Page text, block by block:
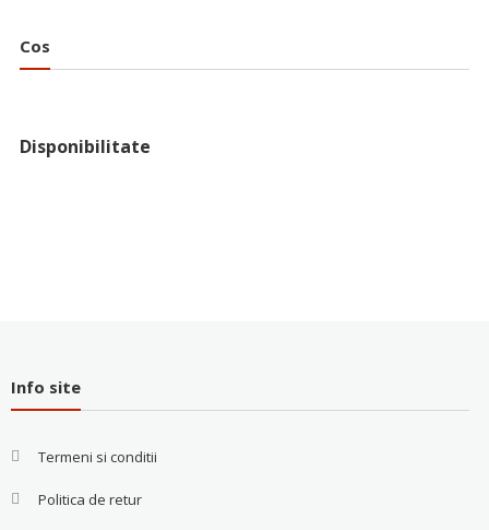
Cos
Disponibilitate
Info site
Termeni si conditii
Politica de retur